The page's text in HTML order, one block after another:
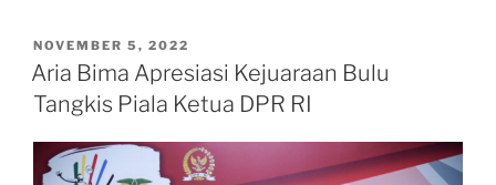
dari
Golo
Mori,
KEK
Bisa
POSTED
ON
NOVEMBER 5, 2022
Aria Bima Apresiasi Kejuaraan Bulu
Tangkis Piala Ketua DPR RI